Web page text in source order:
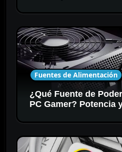
Fuentes de Alimentación
¿Qué Fuente de
PC Gamer? Potencia